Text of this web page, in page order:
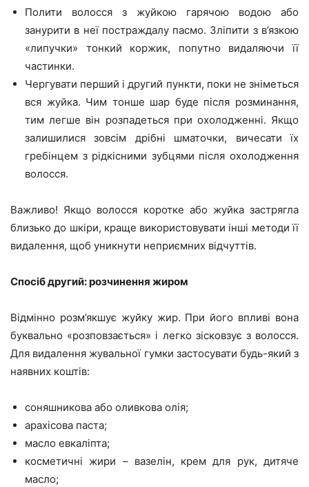
Полити волосся з жуйкою гарячою водою або
занурити в неї постраждалу пасмо. Зліпити з в’язкою
«липучки» тонкий коржик, попутно видаляючи її
частинки.
Чергувати перший і другий пункти, поки не зніметься
вся жуйка. Чим тонше шар буде після розминання,
тим легше він розпадеться при охолодженні. Якщо
залишилися зовсім дрібні шматочки, вичесати їх
гребінцем з рідкісними зубцями після охолодження
волосся.
Важливо! Якщо волосся коротке або жуйка застрягла
близько до шкіри, краще використовувати інші методи її
видалення, щоб уникнути неприємних відчуттів.
Спосіб другий: розчинення жиром
Відмінно розм’якшує жуйку жир. При його впливі вона
буквально «розповзається» і легко зісковзує з волосся.
Для видалення жувальної гумки застосувати будь-який з
наявних коштів:
соняшникова або оливкова олія;
арахісова паста;
масло евкаліпта;
косметичні жири – вазелін, крем для рук, дитяче
масло;